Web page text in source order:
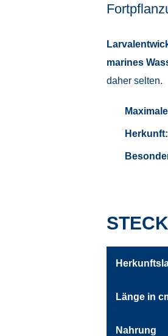
marines
daher selten.
Herkunft:
Länge in
Nahrung